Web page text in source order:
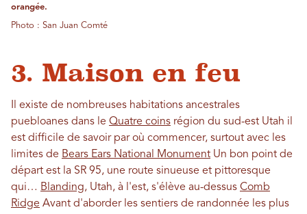
orangée.
Photo : San Juan Comté
3. Maison en feu
Il existe de nombreuses habitations ancestrales
puebloanes dans le Quatre coins région du sud-est Utah il
est difficile de savoir par où commencer, surtout avec les
limites de Bears Ears National Monument Un bon point de
départ est la SR 95, une route sinueuse et pittoresque
qui… Blanding, Utah, à l'est, s'élève au-dessus Comb
Ridge Avant d'aborder les sentiers de randonnée les plus